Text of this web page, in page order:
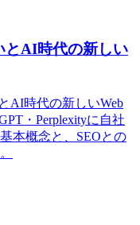
AI時代の新しい
AI時代の新しいWeb
・Perplexityに自社
本概念と、SEOとの